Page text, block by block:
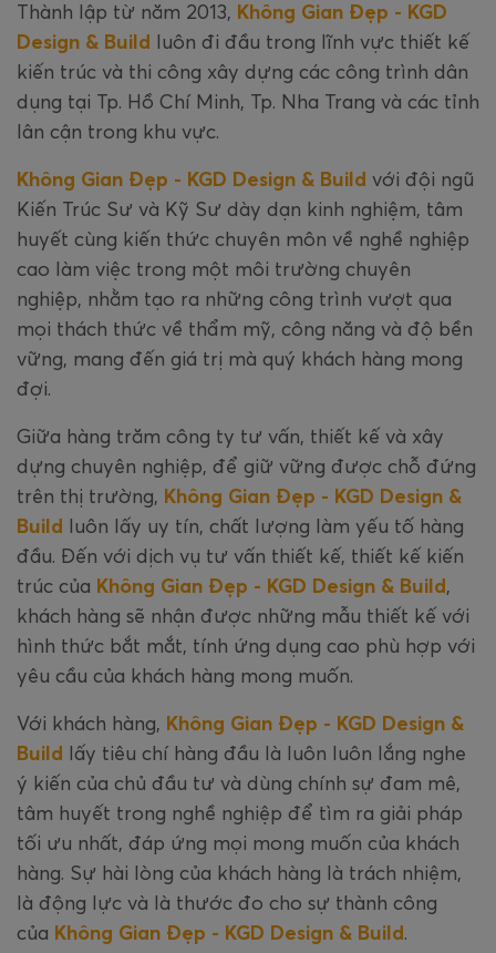
Thành lập từ năm 2013, Không Gian Đẹp - KGD
Design & Build
luôn đi đầu trong lĩnh vực thiết kế
kiến trúc và thi công xây dựng các công trình dân
dụng tại Tp. Hồ Chí Minh, Tp. Nha Trang và các tỉnh
lân cận trong khu vực.
Không Gian Đẹp - KGD Design & Build với đội ngũ
Kiến Trúc Sư và Kỹ Sư dày dạn kinh nghiệm, tâm
huyết cùng kiến thức chuyên môn về nghề nghiệp
cao làm việc trong một môi trường chuyên
nghiệp, nhằm tạo ra những công trình vượt qua
mọi thách thức về thẩm mỹ, công năng và độ bền
vững, mang đến giá trị mà quý khách hàng mong
đợi.
Giữa hàng trăm công ty tư vấn, thiết kế và xây
dựng chuyên nghiệp, để giữ vững được chỗ đứng
trên thị trường, Không Gian Đẹp - KGD Design &
Build
luôn lấy uy tín, chất lượng làm yếu tố hàng
đầu. Đến với dịch vụ tư vấn thiết kế, thiết kế kiến
trúc của Không Gian Đẹp - KGD Design & Build ,
khách hàng sẽ nhận được những mẫu thiết kế với
hình thức bắt mắt, tính ứng dụng cao phù hợp với
yêu cầu của khách hàng mong muốn.
Với khách hàng, Không Gian Đẹp - KGD Design &
Build
lấy tiêu chí hàng đầu là luôn luôn lắng nghe
ý kiến của chủ đầu tư và dùng chính sự đam mê,
tâm huyết trong nghề nghiệp để tìm ra giải pháp
tối ưu nhất, đáp ứng mọi mong muốn của khách
hàng. Sự hài lòng của khách hàng là trách nhiệm,
là động lực và là thước đo cho sự thành công
của Không Gian Đẹp - KGD Design & Build .